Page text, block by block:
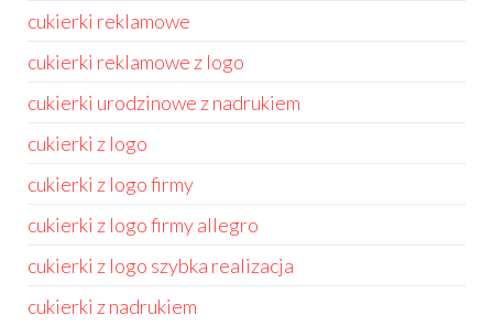
cukierki reklamowe
cukierki reklamowe z logo
cukierki urodzinowe z nadrukiem
cukierki z logo
cukierki z logo firmy
cukierki z logo firmy allegro
cukierki z logo szybka realizacja
cukierki z nadrukiem